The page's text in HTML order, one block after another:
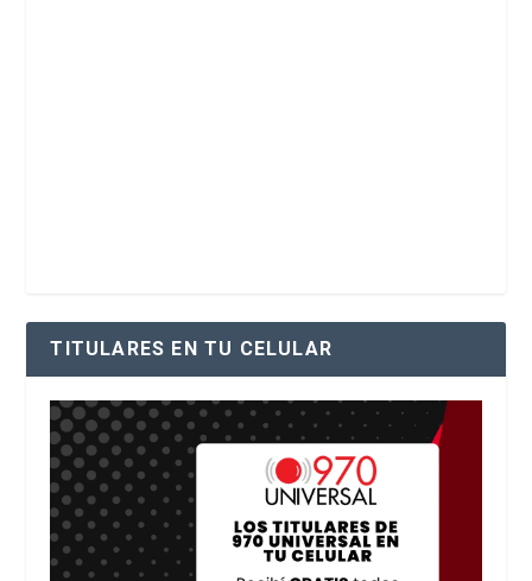
TITULARES EN TU CELULAR